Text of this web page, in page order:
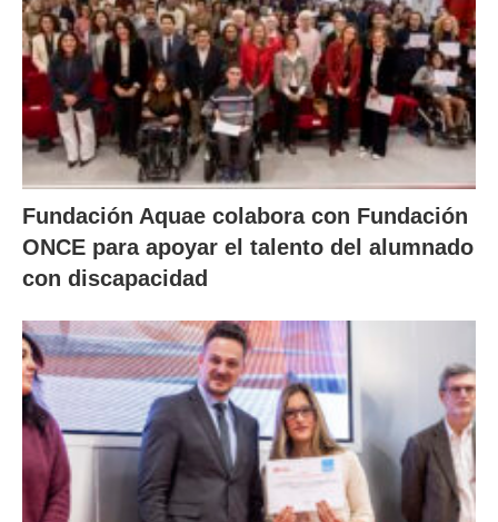
Fundación Aquae colabora con Fundación
ONCE para apoyar el talento del alumnado
con discapacidad